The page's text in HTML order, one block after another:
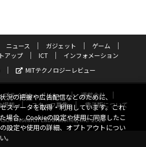
ニュース ガジェット
ゲーム
アップ ICT
インフォメーション
MITテクノロジーレビュー
プライバシーポリシー
運営会社
掲載 スタッフ募集
電子版について
Research Laboratories, Inc. 2026
況の把握や広告配信などのために、
スデータを取得・利用しています。これ
場合、Cookieの設定や使用に同意したこ
設定や使用の詳細、オプトアウトについ
。